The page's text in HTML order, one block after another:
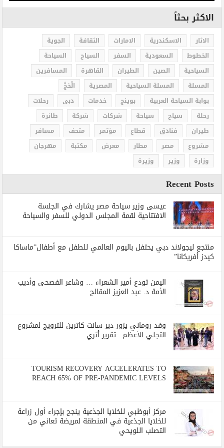
الاكثر بحثاً
الاثار الاسكندرية الامارات الثقافة
الجوية
الخطوط
السعودية السفر السياح
السياحة
السياحية
الصين الطيران القاهرة
المسافرين
المسلة
المسلة السياحية المصرية
الْحَجُّ
بوابة السياحة العربية
بوينج خدمات دبى
رحلات
رحلة
سياح سياحة شركات شركة
طائرة
طيران
فنادق قطاع مؤتمر متحف
مسافر
مشروع
مصر مطار معرض مكتبة
مهرجان
وزارة
وزير وزيرة
Recent Posts
عيسى وزير سياحة مصر يشارك في الجلسة
الافتتاحية لقمة المجلس الدولي للسفر والسياحة
منتجع ليجولاند دبي يحتفل باليوم العالمي للطفل مع أطفال”ماساكا
كيدز أفريكانا”
اليمن تودع أمير الشعراء … وشاعر الفصحى وأديب
الأمة د. عبد العزيز المقالح
وفد روماني يزور دير سانت كاترين للترويج لمشروع
التجلي الأعظم.. تقرير أثري
TOURISM RECOVERY ACCELERATES TO
REACH 65% OF PRE-PANDEMIC LEVELS
مركز أبوظبي للخلايا الجذعية ينجح بإجراء أول زراعة
للخلايا الجذعية في المنطقة لمريضة تعاني من
التصلب اللويحي